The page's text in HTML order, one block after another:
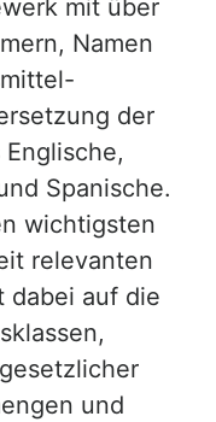
mit über
Namen
der
Spanische.
wichtigsten
relevanten
dabei auf die
und